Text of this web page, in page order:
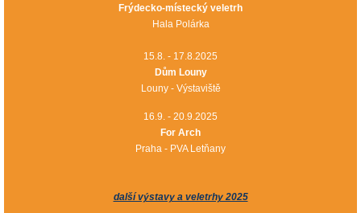
Frýdecko-místecký veletrh
Hala Polárka
15.8. - 17.8.2025
Dům Louny
Louny - Výstaviště
16.9. - 20.9.2025
For Arch
Praha - PVA Letňany
další výstavy a veletrhy 2025